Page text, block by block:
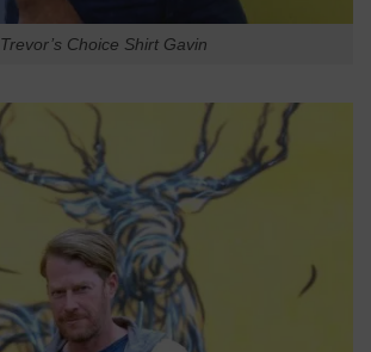
Trevor’s Choice Shirt Gavin